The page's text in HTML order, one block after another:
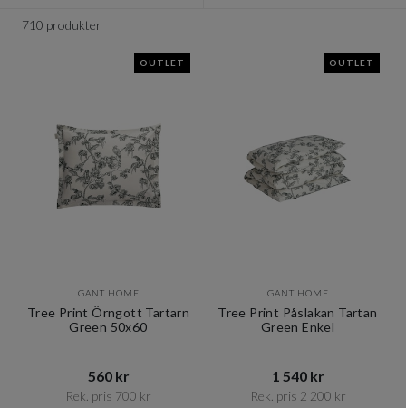
710 produkter
OUTLET
GANT HOME
Tree Print Örngott Tartarn
Green 50x60
560 kr​​
Rek. pris 700 kr​​
OUTLET
GANT HOME
Tree Print Påslakan Tartan
Green Enkel
1 540 kr​​
Rek. pris 2 200 kr​​